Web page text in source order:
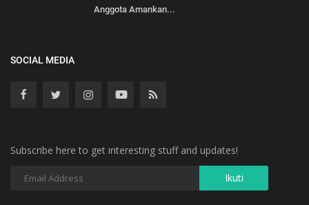
Anggota Amankan...
SOCIAL MEDIA
Subscribe here to get interesting stuff and updates!